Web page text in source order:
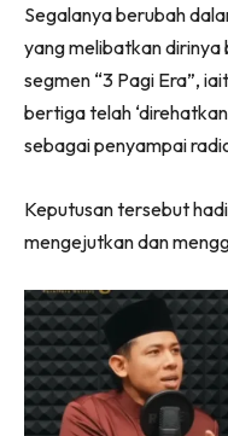
Segalanya berubah
yang melibatkan
segmen “3 Pagi Era”,
bertiga telah
sebagai penyampai
Keputusan tersebut
mengejutkan dan